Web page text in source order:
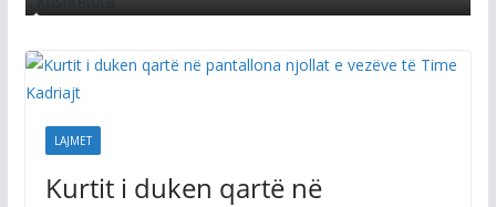
LAJMET
Kurtit i duken qartë në